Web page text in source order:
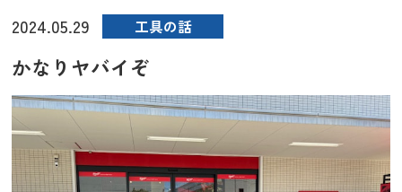
2024.05.29 工具の話
かなりヤバイぞ